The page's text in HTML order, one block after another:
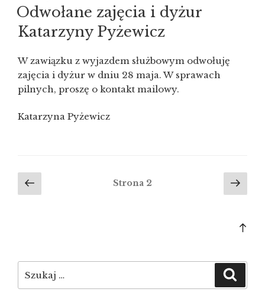
na najlepszy
dla
naukowców:
„Kobiety
świata
W
Odwołane zajęcia i dyżur
Katarzyny Pyżewicz
W zawiązku z wyjazdem służbowym odwołuję
zajęcia i dyżur w dniu 28 maja. W sprawach
pilnych, proszę o kontakt mailowy.
Katarzyna Pyżewicz
Stronicowanie
wpisów
Poprzednia
strona
Strona 2